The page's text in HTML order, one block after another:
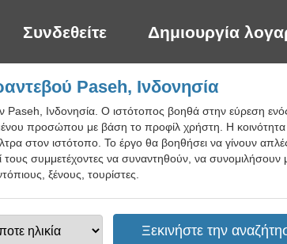
Συνδεθείτε Δημιουργία
Paseh, Ινδονησία
Paseh, Ινδονησία. Ο ιστότοπος βοηθά στην εύρεση
προσώπου με βάση το προφίλ χρήστη. Η
στον ιστότοπο. Το έργο θα βοηθήσει να γίνουν απλές
συμμετέχοντες να συναντηθούν, να συνομιλήσουν
ξένους, τουρίστες.